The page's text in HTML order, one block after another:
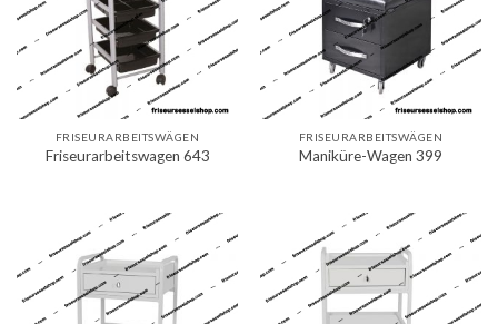
FRISEURARBEITSWÄGEN
Friseurarbeitswagen 643
FRISEURARBEITSWÄGEN
Maniküre-Wagen 399